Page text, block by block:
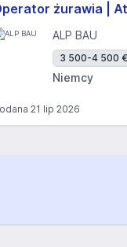
ALP BAU
3 500-4 500
Niemcy
21 lip 2026